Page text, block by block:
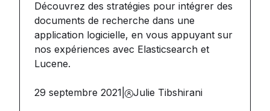
Découvrez des stratégies pour intégrer des
documents de recherche dans une
application logicielle, en vous appuyant sur
nos expériences avec Elasticsearch et
Lucene.
29 septembre 2021 Julie Tibshirani